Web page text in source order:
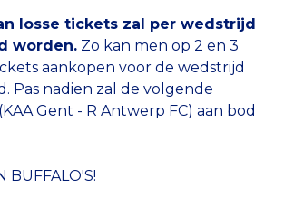
losse tickets zal per wedstrijd
worden. Zo kan men op 2 en 3
aankopen voor de wedstrijd
Pas nadien zal de volgende
Gent - R Antwerp FC) aan bod
BUFFALO'S!